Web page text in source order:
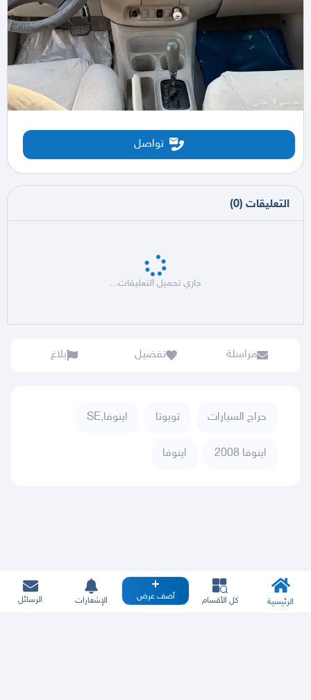
تواصل
التعليقات (
0
)
جاري تحميل التعليقات...
مراسلة تفضيل بلاغ
حراج السيارات تويوتا اينوفا,SE
اينوفا 2008 اينوفا
الرئيسية كل الأقسام أضف عرض الإشعارات الرسائل